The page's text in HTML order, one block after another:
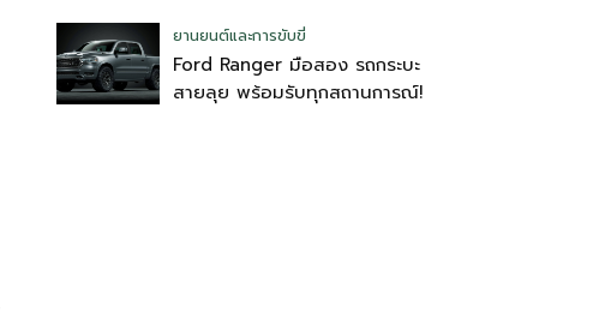
ยานยนต์และการขับขี่
Ford Ranger มือสอง รถกระบะ
สายลุย พร้อมรับทุกสถานการณ์!